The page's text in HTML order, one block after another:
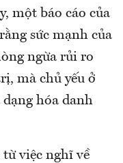
một báo cáo của
sức mạnh của
ngừa rủi ro
mà chủ yếu ở
hóa danh
việc nghĩ về